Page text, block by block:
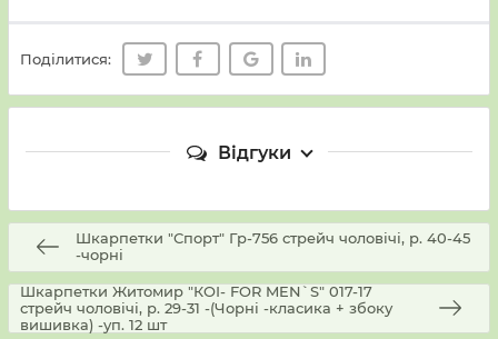
Поділитися:
Відгуки
Шкарпетки "Спорт" Гр-756 стрейч чоловічі, р. 40-45
-чорні
Шкарпетки Житомир "КОІ- FOR MEN`S" 017-17
стрейч чоловічі, р. 29-31 -(Чорні -класика + збоку
вишивка) -уп. 12 шт